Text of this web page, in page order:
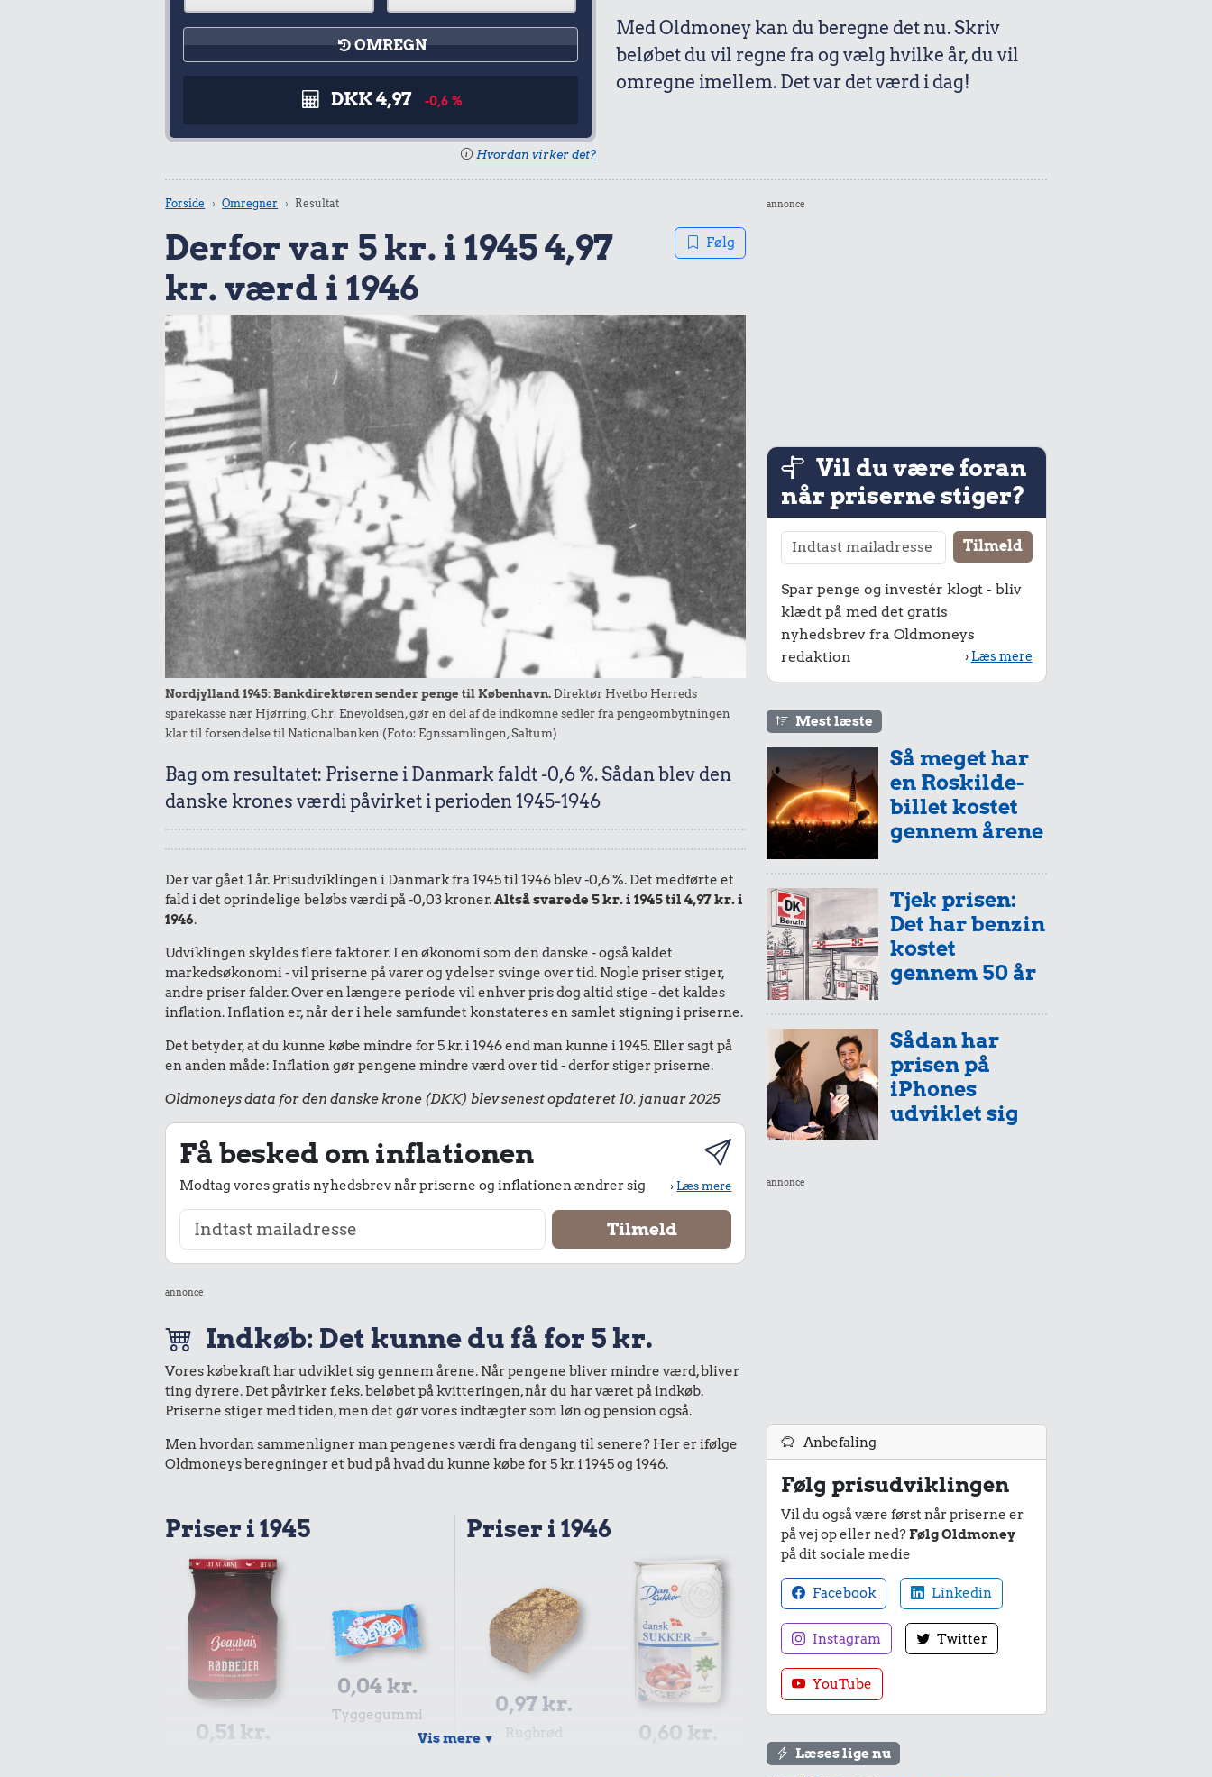
OMREGN
DKK 4,97 -0,6 %
Hvordan virker det?
Med Oldmoney kan du beregne det nu. Skriv
beløbet du vil regne fra og vælg hvilke år, du vil
omregne imellem. Det var det værd i dag!
Forside Omregner Resultat
Derfor var 5 kr. i 1945 4,97
kr. værd i 1946
Følg
Nordjylland 1945: Bankdirektøren sender penge til København. Direktør Hvetbo Herreds
sparekasse nær Hjørring, Chr. Enevoldsen, gør en del af de indkomne sedler fra pengeombytningen
klar til forsendelse til Nationalbanken (Foto: Egnssamlingen, Saltum)
Bag om resultatet: Priserne i Danmark faldt -0,6 %. Sådan blev den
danske krones værdi påvirket i perioden 1945-1946
Der var gået 1 år. Prisudviklingen i Danmark fra 1945 til 1946 blev -0,6 %. Det medførte et
fald i det oprindelige beløbs værdi på -0,03 kroner.Altså svarede 5 kr. i 1945 til 4,97 kr. i
1946.
Udviklingen skyldes flere faktorer. I en økonomi som den danske - også kaldet
markedsøkonomi - vil priserne på varer og ydelser svinge over tid. Nogle priser stiger,
andre priser falder. Over en længere periode vil enhver pris dog altid stige - det kaldes
inflation. Inflation er, når der i hele samfundet konstateres en samlet stigning i priserne.
Det betyder, at du kunne købe mindre for 5 kr. i 1946 end man kunne i 1945. Eller sagt på
en anden måde: Inflation gør pengene mindre værd over tid - derfor stiger priserne.
Oldmoneys data for den danske krone (DKK) blev senest opdateret 10. januar 2025
Få besked om inflationen
Modtag vores gratis nyhedsbrev når priserne og inflationen ændrer sig ›Læs mere
annonce
Indkøb: Det kunne du få for 5 kr.
Vores købekraft har udviklet sig gennem årene. Når pengene bliver mindre værd, bliver
ting dyrere. Det påvirker f.eks. beløbet på kvitteringen, når du har været på indkøb.
Priserne stiger med tiden, men det gør vores indtægter som løn og pension også.
Men hvordan sammenligner man pengenes værdi fra dengang til senere? Her er ifølge
Oldmoneys beregninger et bud på hvad du kunne købe for 5 kr. i 1945 og 1946.
Priser i 1945
0,51 kr.
0,04 kr.
Tyggegummi
Priser i 1946
0,97 kr.
Rugbrød 0,60 kr.
Vis mere ▼
annonce
Vil du være foran
når priserne stiger?
Spar penge og investér klogt - bliv
klædt på med det gratis
nyhedsbrev fra Oldmoneys
redaktion
› Læs mere
Mest læste
Så meget har
en Roskilde-
billet kostet
gennem årene
Tjek prisen:
Det har benzin
kostet
gennem 50 år
Sådan har
prisen på
iPhones
udviklet sig
annonce
Anbefaling
Følg prisudviklingen
Vil du også være først når priserne er
på vej op eller ned?Følg Oldmoney
på dit sociale medie
Facebook Linkedin
Instagram Twitter
YouTube
Læses lige nu